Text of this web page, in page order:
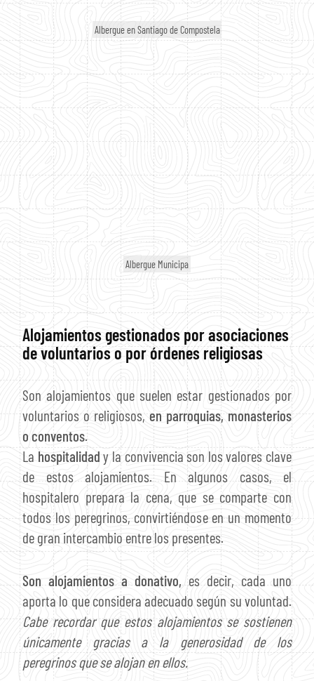
Albergue en Santiago de Compostela
Albergue Municipa
Alojamientos gestionados por asociaciones
de voluntarios o por órdenes religiosas
Son alojamientos que suelen estar gestionados por
voluntarios o religiosos,en parroquias, monasterios
o conventos.
La hospitalidad y la convivencia son los valores clave
de estos alojamientos. En algunos casos, el
hospitalero prepara la cena, que se comparte con
todos los peregrinos, convirtiéndose en un momento
de gran intercambio entre los presentes.
Son alojamientos a donativo,es decir, cada uno
aporta lo que considera adecuado según su voluntad.
Cabe recordar que estos alojamientos se sostienen
únicamente gracias a la generosidad de los
peregrinos que se alojan en ellos.